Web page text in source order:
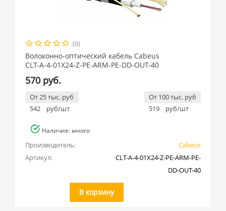
(0)
Волоконно-оптический кабель Cabeus
CLT-A-4-01X24-Z-PE-ARM-PE-DD-OUT-40
570 руб.
От 25 тыс. руб
542
руб/шт
От 100 тыс. руб
519
руб/шт
Наличие: много
Производитель:
Cabeus
Артикул:
CLT-A-4-01X24-Z-PE-ARM-PE-
DD-OUT-40
В корзину